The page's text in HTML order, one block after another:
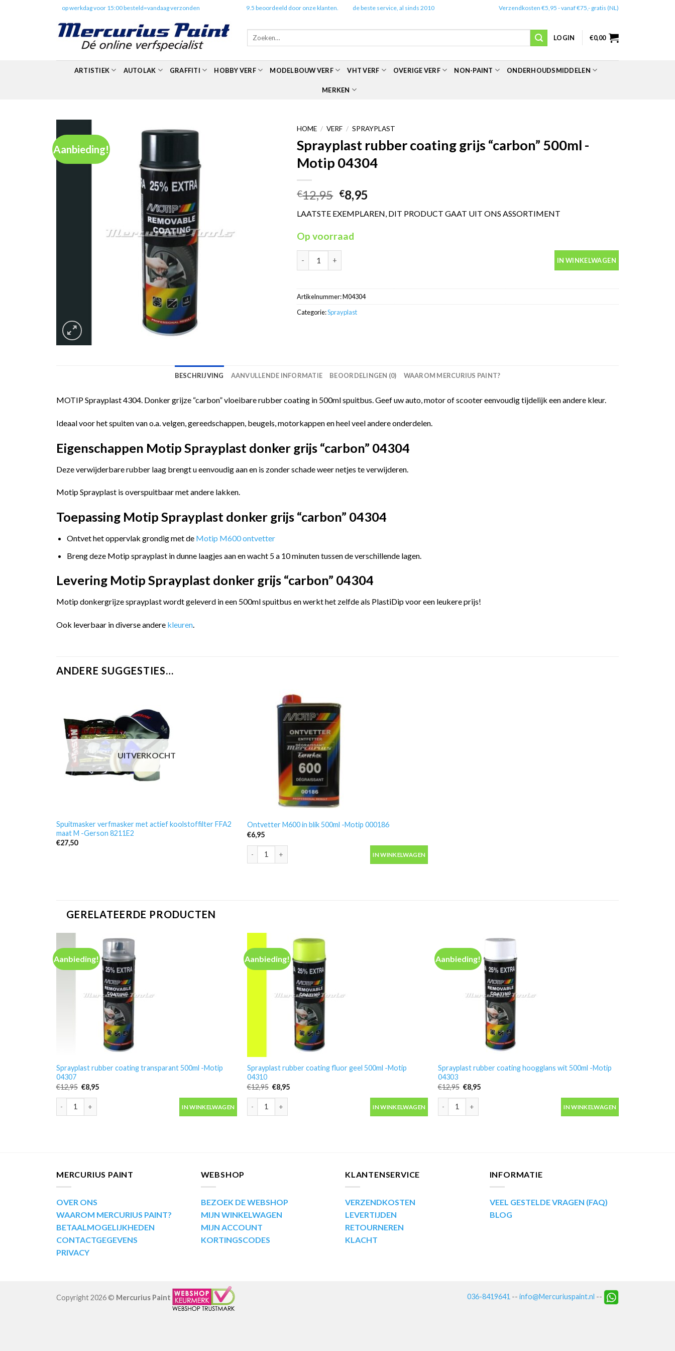
op werkdag voor 15:00 besteld=vandaag verzonden 9.5 beoordeeld door onze klanten. de beste service, al sinds 2010 Verzendkosten €5,95 - vanaf €75,- gratis (NL)
Zoeken
LOGIN €0,00
ARTISTIEK AUTOLAK GRAFFITI HOBBY VERF MODELBOUW VERF VHT VERF OVERIGE VERF NON-PAINT ONDERHOUDSMIDDELEN
MERKEN
Aanbieding!
HOME / VERF / SPRAYPLAST
Sprayplast rubber coating grijs “carbon” 500ml -
Motip 04304
€12,95 Oorspronkelijke
prijs
was:
€12,95.
€8,95
is:
LAATSTE EXEMPLAREN, DIT PRODUCT GAAT UIT ONS ASSORTIMENT
Op voorraad
IN WINKELWAGEN
Artikelnummer:M04304
Categorie:Sprayplast
BESCHRIJVING AANVULLENDE INFORMATIE BEOORDELINGEN (0) WAAROM MERCURIUS PAINT?
MOTIP Sprayplast 4304. Donker grijze “carbon” vloeibare rubber coating in 500ml spuitbus. Geef uw auto, motor of scooter eenvoudig tijdelijk een andere kleur.
Ideaal voor het spuiten van o.a. velgen, gereedschappen, beugels, motorkappen en heel veel andere onderdelen.
Eigenschappen Motip Sprayplast donker grijs “carbon” 04304
Deze verwijderbare rubber laag brengt u eenvoudig aan en is zonder schade weer netjes te verwijderen.
Motip Sprayplast is overspuitbaar met andere lakken.
Toepassing Motip Sprayplast donker grijs “carbon” 04304
Ontvet het oppervlak grondig met de Motip M600 ontvetter
Breng deze Motip sprayplast in dunne laagjes aan en wacht 5 a 10 minuten tussen de verschillende lagen.
Levering Motip Sprayplast donker grijs “carbon” 04304
Motip donkergrijze sprayplast wordt geleverd in een 500ml spuitbus en werkt het zelfde als PlastiDip voor een leukere prijs!
Ook leverbaar in diverse andere kleuren.
ANDERE SUGGESTIES…
UITVERKOCHT
Spuitmasker verfmasker met actief koolstoffilter FFA2
maat M -Gerson 8211E2
€27,50
Ontvetter M600 in blik 500ml -Motip 000186
€6,95
Ontvetter M600 in blik 500ml -Motip 000186 aantal
IN WINKELWAGEN
GERELATEERDE PRODUCTEN
Aanbieding!
Sprayplast rubber coating transparant 500ml -Motip
04307
€12,95 Oorspronkelijke
prijs
was:
€12,95.
€8,95Huidige
Sprayplast rubber coating transparant 500ml -Motip 04307 aantal
IN WINKELWAGEN
Aanbieding!
Sprayplast rubber coating fluor geel 500ml -Motip
04310
€12,95 Oorspronkelijke
prijs
was:
€12,95.
€8,95Huidige
Sprayplast rubber coating fluor geel 500ml -Motip 04310 aantal
IN WINKELWAGEN
Aanbieding!
Sprayplast rubber coating hoogglans wit 500ml -Motip
04303
€12,95 Oorspronkelijke
prijs
was:
€12,95.
€8,95Huidige
Sprayplast rubber coating hoogglans wit 500ml -Motip 04303 aantal
IN WINKELWAGEN
MERCURIUS PAINT
OVER ONS
WAAROM MERCURIUS PAINT?
BETAALMOGELIJKHEDEN
CONTACTGEGEVENS
PRIVACY
WEBSHOP
BEZOEK DE WEBSHOP
MIJN WINKELWAGEN
MIJN ACCOUNT
KORTINGSCODES
KLANTENSERVICE
VERZENDKOSTEN
LEVERTIJDEN
RETOURNEREN
KLACHT
INFORMATIE
VEEL GESTELDE VRAGEN (FAQ)
BLOG
036-8419641 -- info@Mercuriuspaint.nl --
Copyright 2026 © Mercurius Paint